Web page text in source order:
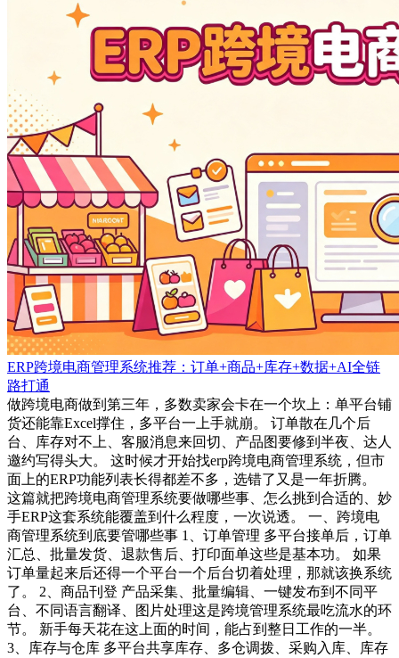
ERP跨境电商管理系统推荐：订单+商品+库存+数据+AI全链
路打通
做跨境电商做到第三年，多数卖家会卡在一个坎上：单平台铺
货还能靠Excel撑住，多平台一上手就崩。 订单散在几个后
台、库存对不上、客服消息来回切、产品图要修到半夜、达人
邀约写得头大。 这时候才开始找erp跨境电商管理系统，但市
面上的ERP功能列表长得都差不多，选错了又是一年折腾。
这篇就把跨境电商管理系统要做哪些事、怎么挑到合适的、妙
手ERP这套系统能覆盖到什么程度，一次说透。 一、跨境电
商管理系统到底要管哪些事 1、订单管理 多平台接单后，订单
汇总、批量发货、退款售后、打印面单这些是基本功。 如果
订单量起来后还得一个平台一个后台切着处理，那就该换系统
了。 2、商品刊登 产品采集、批量编辑、一键发布到不同平
台、不同语言翻译、图片处理这是跨境管理系统最吃流水的环
节。 新手每天花在这上面的时间，能占到整日工作的一半。
3、库存与仓库 多平台共享库存、多仓调拨、采购入库、库存